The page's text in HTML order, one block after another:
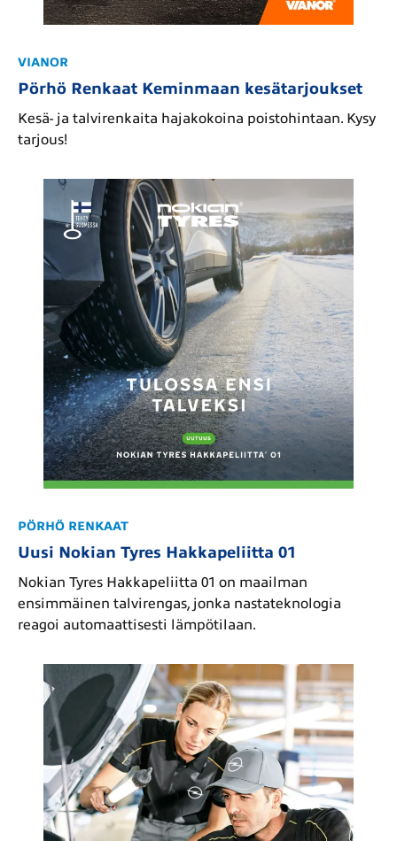
VIANOR
Pörhö Renkaat Keminmaan kesätarjoukset
Kesä- ja talvirenkaita hajakokoina poistohintaan. Kysy
tarjous!
PÖRHÖ RENKAAT
Uusi Nokian Tyres Hakkapeliitta 01
Nokian Tyres Hakkapeliitta 01 on maailman
ensimmäinen talvirengas, jonka nastateknologia
reagoi automaattisesti lämpötilaan.